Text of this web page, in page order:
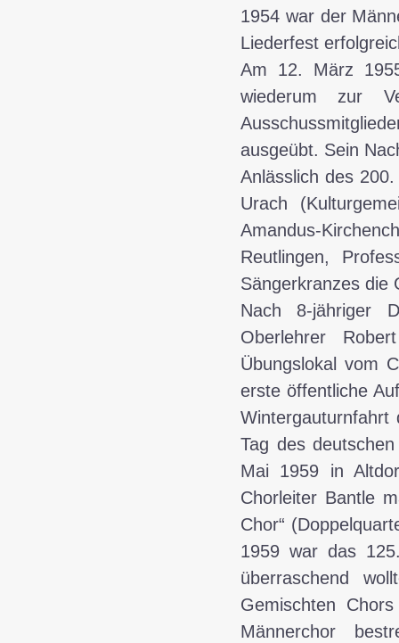
1954 war der
Liederfest
Am 12. März
wiederum zur
ausgeübt. Sein
Anlässlich des
Urach
Amandus-
Reutlingen,
Sängerkranzes die
Nach 8-jähriger
Oberlehrer
Übungslokal vom
erste öffentliche
Wintergauturnfahrt
Tag des
Mai 1959 in
Chorleiter Bantle
Chor“
1959 war das
überraschend
Gemischten
Männerchor